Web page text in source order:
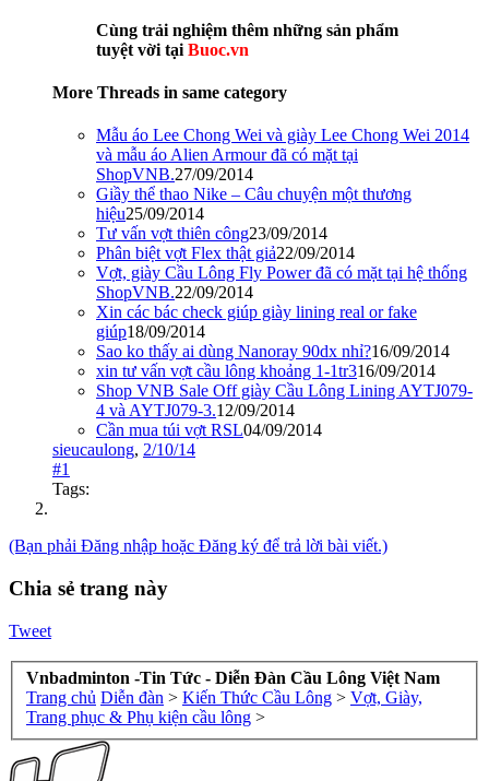
Cùng trải nghiệm thêm những sản phẩm
tuyệt vời tại Buoc.vn
More Threads in same category
Mẫu áo Lee Chong Wei và giày Lee Chong Wei 2014
và mẫu áo Alien Armour đã có mặt tại
ShopVNB.27/09/2014
Giầy thể thao Nike – Câu chuyện một thương
hiệu25/09/2014
Tư vấn vợt thiên công23/09/2014
Phân biệt vợt Flex thật giả22/09/2014
Vợt, giày Cầu Lông Fly Power đã có mặt tại hệ thống
ShopVNB.22/09/2014
Xin các bác check giúp giày lining real or fake
giúp18/09/2014
Sao ko thấy ai dùng Nanoray 90dx nhỉ?16/09/2014
xin tư vấn vợt cầu lông khoảng 1-1tr316/09/2014
Shop VNB Sale Off giày Cầu Lông Lining AYTJ079-
4 và AYTJ079-3.12/09/2014
Cần mua túi vợt RSL04/09/2014
sieucaulong, 2/10/14
#1
Tags:
(Bạn phải Đăng nhập hoặc Đăng ký để trả lời bài viết.)
Chia sẻ trang này
Tweet
Vnbadminton -Tin Tức - Diễn Đàn Cầu Lông Việt Nam
Trang chủ Diễn đàn > Kiến Thức Cầu Lông > Vợt, Giày,
Trang phục & Phụ kiện cầu lông >